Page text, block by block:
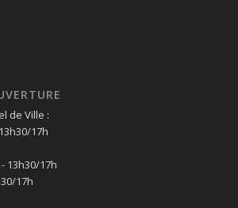
de Ville :
17h
- 13h30/17h
17h